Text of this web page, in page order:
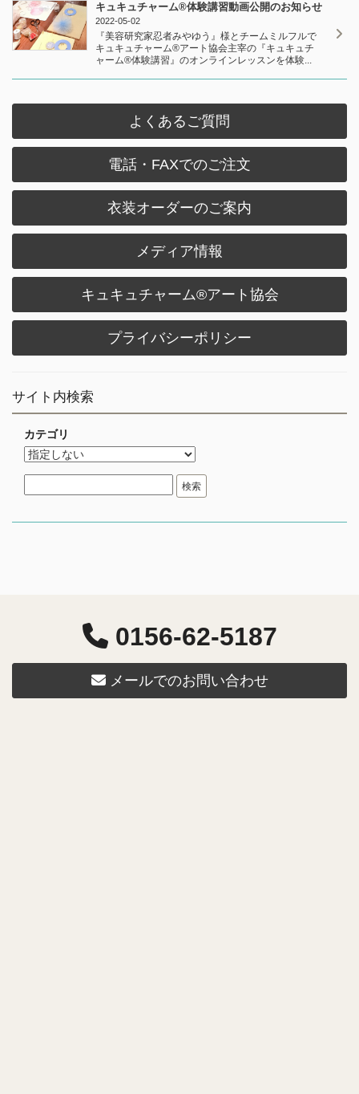
キュキュチャーム®︎体験講習動画公開のお知らせ
2022-05-02
『美容研究家忍者みやゆう』様とチームミルフルで
キュキュチャーム®︎アート協会主宰の『キュキュチ
ャーム®︎体験講習』のオンラインレッスンを体験...
よくあるご質問
電話・FAXでのご注文
衣装オーダーのご案内
メディア情報
キュキュチャーム®︎アート協会
プライバシーポリシー
サイト内検索
カテゴリ
0156-62-5187
メールでのお問い合わせ